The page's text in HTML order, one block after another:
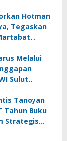
Hotman
Tegaskan
Melalui
Sulut
Tanoyan
Tahun Buku
Strategis